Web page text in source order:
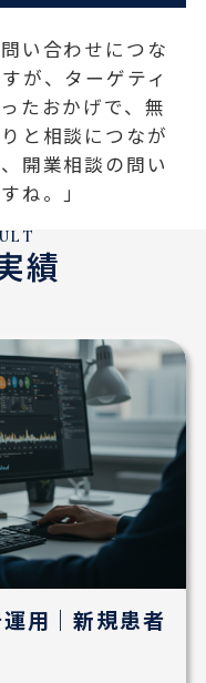
い合わせにつな
が、ターゲティ
たおかげで、無
と相談につなが
開業相談の問い
ね。」
績
用｜新規患者